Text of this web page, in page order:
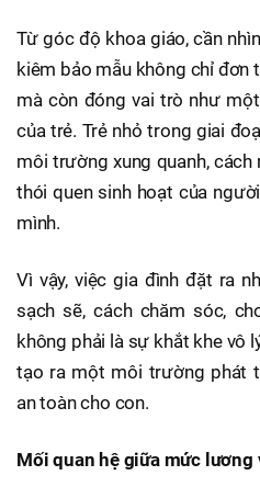
Từ góc độ khoa giáo, cần
kiêm bảo mẫu không chỉ đơn
mà còn đóng vai trò như
của trẻ. Trẻ nhỏ trong giai
môi trường xung quanh, cách
thói quen sinh hoạt của
mình.
Vì vậy, việc gia đình đặt ra
sạch sẽ, cách chăm sóc,
không phải là sự khắt khe vô
tạo ra một môi trường phát
an toàn cho con.
Mối quan hệ giữa mức lương